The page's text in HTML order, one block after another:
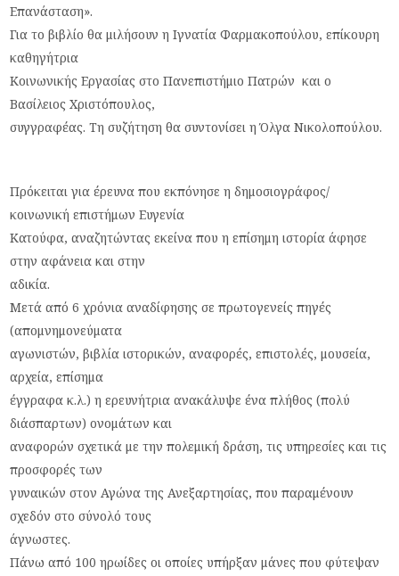
Επανάσταση».
Για το βιβλίο θα μιλήσουν η Ιγνατία Φαρμακοπούλου, επίκουρη
καθηγήτρια
Κοινωνικής Εργασίας στο Πανεπιστήμιο Πατρών και ο
Βασίλειος Χριστόπουλος,
συγγραφέας. Τη συζήτηση θα συντονίσει η Όλγα Νικολοπούλου.
Πρόκειται για έρευνα που εκπόνησε η δημοσιογράφος/
κοινωνική επιστήμων Ευγενία
Κατούφα, αναζητώντας εκείνα που η επίσημη ιστορία άφησε
στην αφάνεια και στην
αδικία.
Μετά από 6 χρόνια αναδίφησης σε πρωτογενείς πηγές
(απομνημονεύματα
αγωνιστών, βιβλία ιστορικών, αναφορές, επιστολές, μουσεία,
αρχεία, επίσημα
έγγραφα κ.λ.) η ερευνήτρια ανακάλυψε ένα πλήθος (πολύ
διάσπαρτων) ονομάτων και
αναφορών σχετικά με την πολεμική δράση, τις υπηρεσίες και τις
προσφορές των
γυναικών στον Αγώνα της Ανεξαρτησίας, που παραμένουν
σχεδόν στο σύνολό τους
άγνωστες.
Πάνω από 100 ηρωίδες οι οποίες υπήρξαν μάνες που φύτεψαν